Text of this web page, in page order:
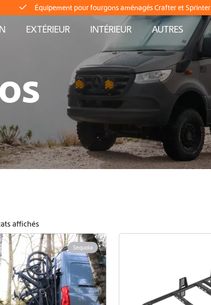
Équipement pour fourgons aménagés Crafter et Sprinter
Livraison directe depuis le stock
Livraison mondiale
Équipement pour fourgons aménagés Crafter et Sprinter
Livraison directe depuis le stock
Livraison mondiale
Livraison mondiale
Équipement pour fourgons aménagés Crafter et Sprinter
EXTÉRIEUR INTÉRIEUR
AUTRES
affichés
Sequoia